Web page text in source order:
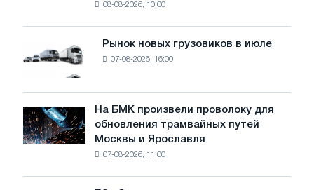
фотоэлектрическую
целей
обезуглероживания
08-08-2026, 10:00
Рынок
новых
грузовиков
в
июле
Рынок новых грузовиков в июле
07-08-2026, 16:00
На
БМК
произвели
На БМК произвели проволоку для
обновления трамвайных путей
Москвы и Ярославля
07-08-2026, 11:00